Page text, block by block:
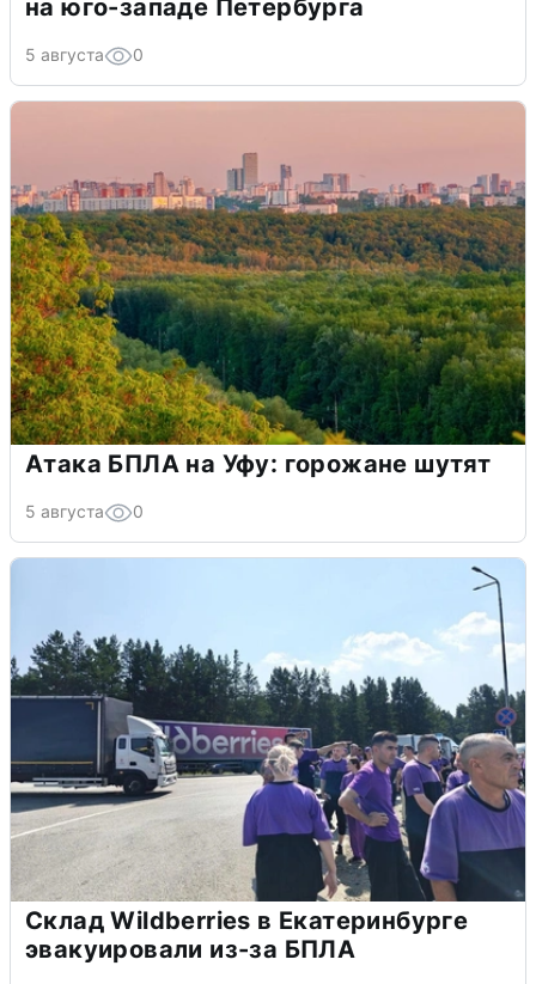
на юго-западе Петербурга
5 августа 0
Атака БПЛА на Уфу: горожане шутят
5 августа 0
Склад Wildberries в Екатеринбурге
эвакуировали из-за БПЛА